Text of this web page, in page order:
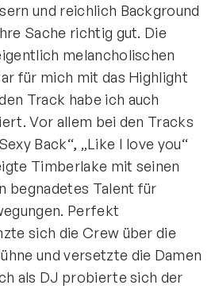
und reichlich Background
Sache richtig gut. Die
melancholischen
für mich mit das Highlight
Track habe ich auch
Vor allem bei den Tracks
Back“, „Like I love you“
Timberlake mit seinen
begnadetes Talent für
Perfekt
sich die Crew über die
und versetzte die Damen
als DJ probierte sich der